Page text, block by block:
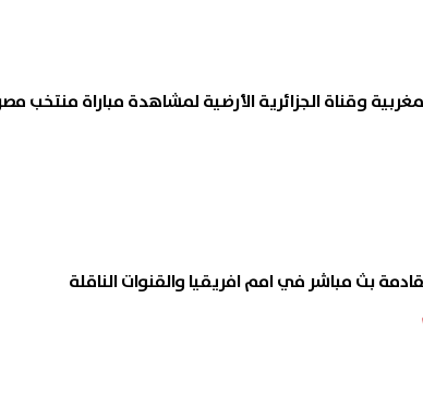
بث مباشر في امم افريقيا والقنوات الناقلة